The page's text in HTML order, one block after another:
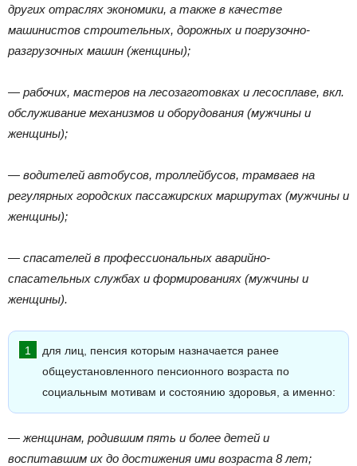
других отраслях экономики, а также в качестве
машинистов строительных, дорожных и погрузочно-
разгрузочных машин (женщины);
— рабочих, мастеров на лесозаготовках и лесосплаве, вкл.
обслуживание механизмов и оборудования (мужчины и
женщины);
— водителей автобусов, троллейбусов, трамваев на
регулярных городских пассажирских маршрутах (мужчины и
женщины);
— спасателей в профессиональных аварийно-
спасательных службах и формированиях (мужчины и
женщины).
для лиц, пенсия которым назначается ранее
общеустановленного пенсионного возраста по
социальным мотивам и состоянию здоровья, а именно:
— женщинам, родившим пять и более детей и
воспитавшим их до достижения ими возраста 8 лет;